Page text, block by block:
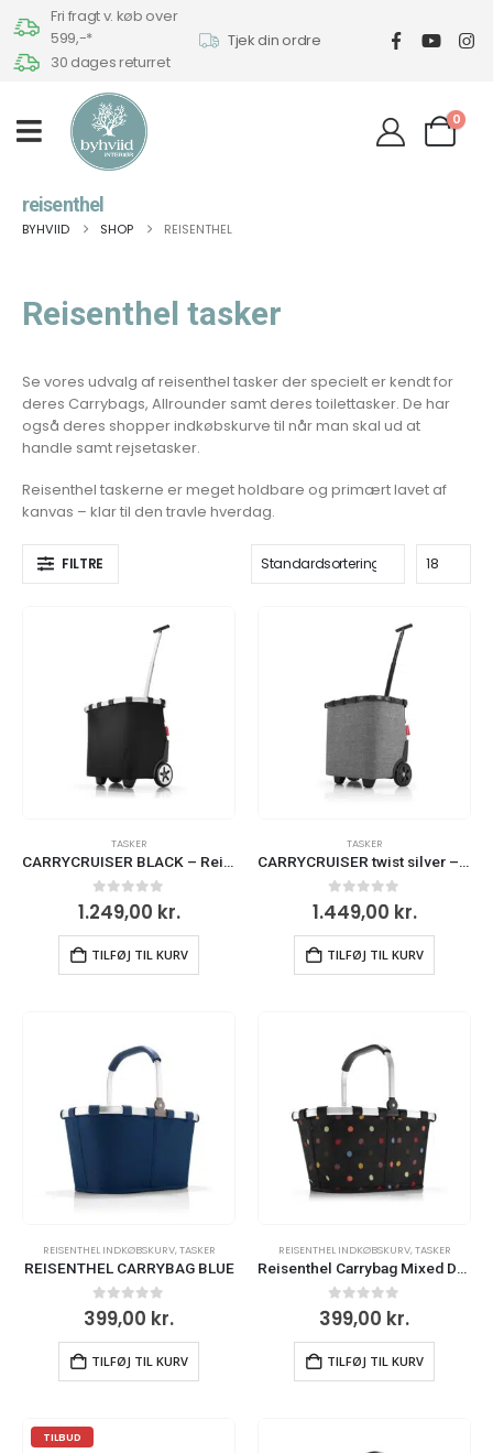
Fri fragt v. køb over
599,-*
30 dages returret
Tjek din ordre
0
reisenthel
BYHVIID SHOP REISENTHEL
Reisenthel tasker
Se vores udvalg af reisenthel tasker der specielt er kendt for
deres Carrybags, Allrounder samt deres toilettasker. De har
også deres shopper indkøbskurve til når man skal ud at
handle samt rejsetasker.
Reisenthel taskerne er meget holdbare og primært lavet af
kanvas – klar til den travle hverdag.
FILTRE
TASKER
CARRYCRUISER BLACK – Reisenthel
0 ud af 5
1.249,00 kr.
TILFØJ TIL KURV
TASKER
CARRYCRUISER twist silver – Reisenthel
0 ud af 5
1.449,00 kr.
TILFØJ TIL KURV
REISENTHEL INDKØBSKURV,TASKER
REISENTHEL CARRYBAG BLUE
0ud af 5
399,00 kr.
TILFØJ TIL KURV
REISENTHEL INDKØBSKURV,TASKER
Reisenthel Carrybag Mixed Dots
0ud af 5
399,00 kr.
TILFØJ TIL KURV
TILBUD